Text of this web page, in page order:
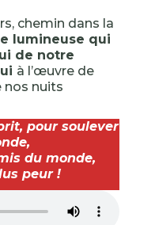
chemin dans la
lumineuse qui
de notre
à l’œuvre de
nos nuits
pour soulever
du monde,
peur !